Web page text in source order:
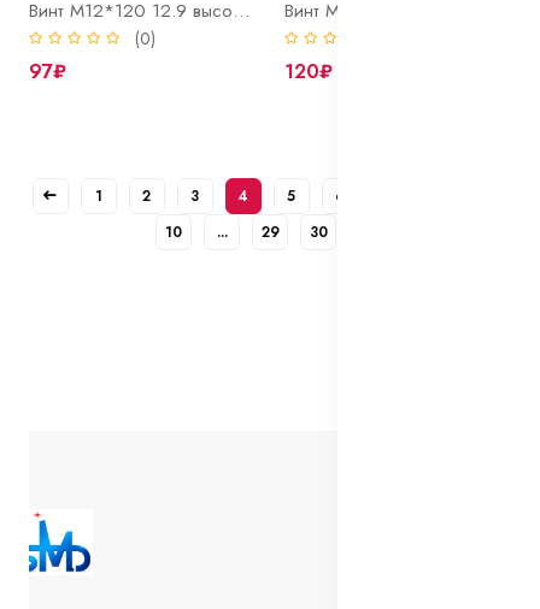
Винт М12*120 12.9 высокопрочный с внутр. шестигр. DIN 912 (ГОСТ 11738-84)
(0)
97₽ 120₽
1 2 3 4 5 6
10
... 29 30